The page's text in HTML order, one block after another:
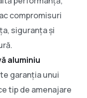
compromisuri
siguranța și
aluminiu
garanția unui
tip de amenajare